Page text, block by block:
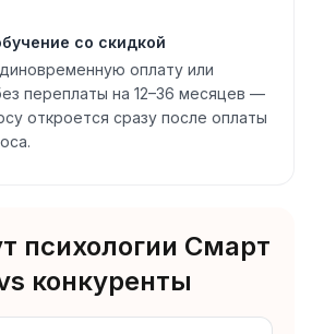
со скидкой
оплату или
переплаты на 12–36 месяцев —
откроется сразу после оплаты
психологии Смарт
конкуренты